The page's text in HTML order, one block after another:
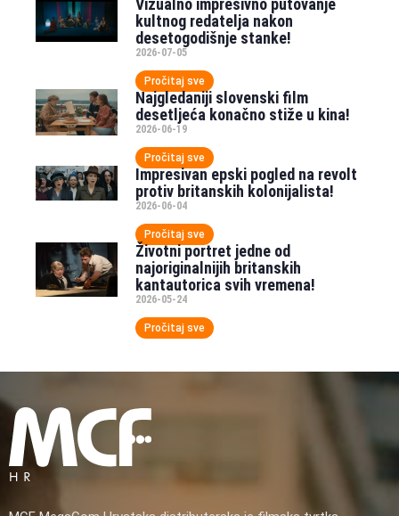
Vizualno impresivno putovanje
kultnog redatelja nakon
desetogodišnje stanke!
2026-07-05
Pročitaj sve
Najgledaniji slovenski film
desetljeća konačno stiže u kina!
2026-06-19
Pročitaj sve
Impresivan epski pogled na revolt
protiv britanskih kolonijalista!
2026-06-04
Pročitaj sve
Životni portret jedne od
najoriginalnijih britanskih
kantautorica svih vremena!
2026-05-24
Pročitaj sve